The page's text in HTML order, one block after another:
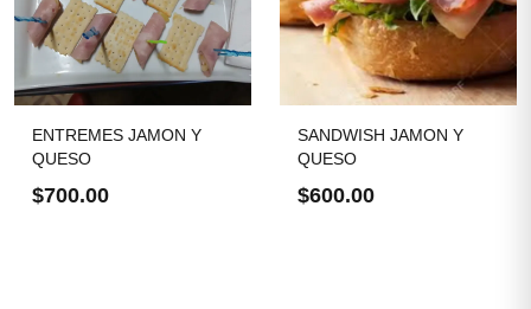
ENTREMES JAMON Y
QUESO
$700.00
SANDWISH JAMON Y
QUESO
$600.00